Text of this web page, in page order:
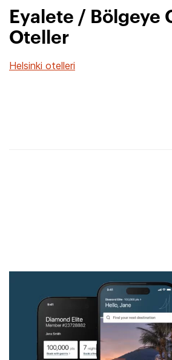
Eyalete / Bölgeye
Oteller
Helsinki otelleri